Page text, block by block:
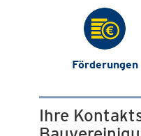
Förderungen
Ihre